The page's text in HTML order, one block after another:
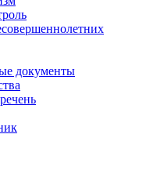
документы